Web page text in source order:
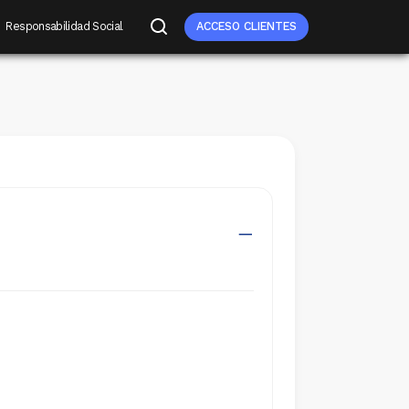
Responsabilidad Social ACCESO CLIENTES